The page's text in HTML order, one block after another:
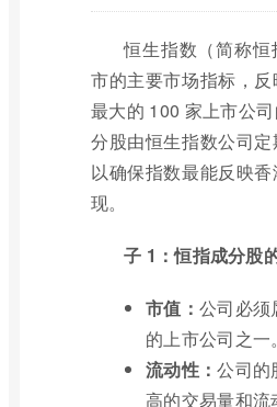
恒生指数（简称
市的主要市场指标，
最大的 100 家上市公
分股由恒生指数公司定
以确保指数最能反映
现。
子 1：恒指成分股
市值： 公司必须
的上市公司之一。
流动性：公司的
高的交易量和流